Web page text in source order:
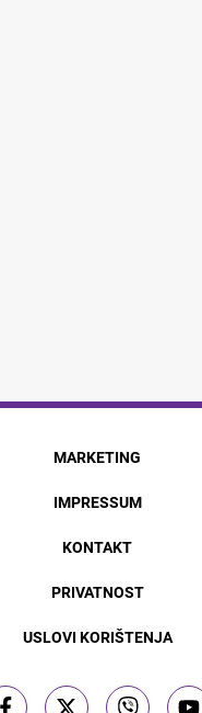
MARKETING
IMPRESSUM
KONTAKT
PRIVATNOST
USLOVI KORIŠTENJA